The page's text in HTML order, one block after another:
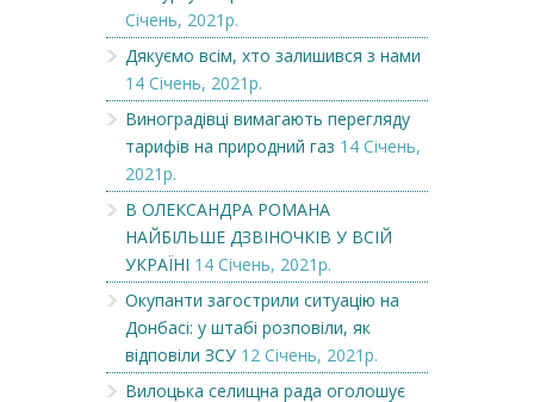
Січень, 2021р.
Дякуємо всім, хто залишився з нами
14 Січень, 2021р.
Виноградівці вимагають перегляду
тарифів на природний газ 14 Січень,
2021р.
В ОЛЕКСАНДРА РОМАНА
НАЙБІЛЬШЕ ДЗВІНОЧКІВ У ВСІЙ
УКРАЇНІ 14 Січень, 2021р.
Окупанти загострили ситуацію на
Донбасі: у штабі розповіли, як
відповіли ЗСУ 12 Січень, 2021р.
Вилоцька селищна рада оголошує